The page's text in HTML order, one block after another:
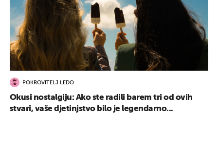
POKROVITELJ LEDO
Okusi nostalgiju: Ako ste radili barem tri od ovih
stvari, vaše djetinjstvo bilo je legendarno...